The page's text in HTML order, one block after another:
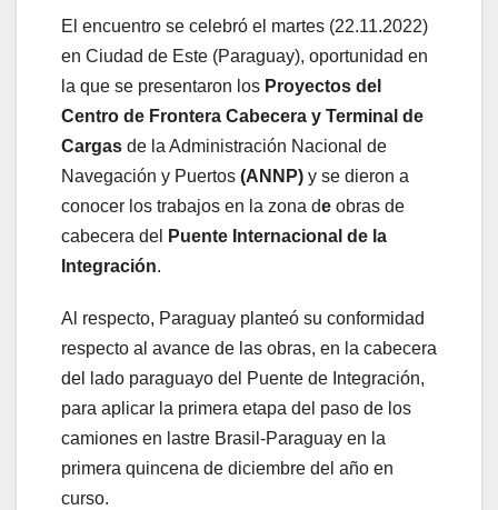
El encuentro se celebró el martes (22.11.2022)
en Ciudad de Este (Paraguay), oportunidad en
la que se presentaron los Proyectos del
Centro de Frontera Cabecera y Terminal de
Cargas de la Administración Nacional de
Navegación y Puertos (ANNP) y se dieron a
conocer los trabajos en la zona de obras de
cabecera del
Puente Internacional de la
Integración.
Al respecto, Paraguay planteó su conformidad
respecto al avance de las obras, en la cabecera
del lado paraguayo del Puente de Integración,
para aplicar la primera etapa del paso de los
camiones en lastre Brasil-Paraguay en la
primera quincena de diciembre del año en
curso.